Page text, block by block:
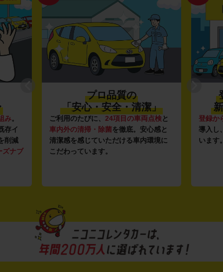
み。
存イ
削減
ズナブ
プロ品質の
「安心・安全・清潔」
ご利用のたびに、 24項目の車両点検と
車内外の清掃・除菌を徹底。安心感と
清潔感を感じていただける車内環境に
こだわっています。
登録か
導入し
います